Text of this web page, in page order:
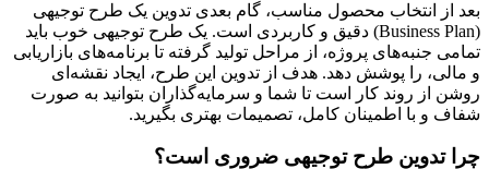
بعد از انتخاب محصول مناسب، گام بعدی تدوین یک طرح توجیهی
(Business Plan) دقیق و کاربردی است. یک طرح توجیهی خوب باید
تمامی جنبه‌های پروژه، از مراحل تولید گرفته تا برنامه‌های بازاریابی
و مالی، را پوشش دهد. هدف از تدوین این طرح، ایجاد نقشه‌ای
روشن از روند کار است تا شما و سرمایه‌گذاران بتوانید به صورت
شفاف و با اطمینان کامل، تصمیمات بهتری بگیرید.
چرا تدوین طرح توجیهی ضروری است؟